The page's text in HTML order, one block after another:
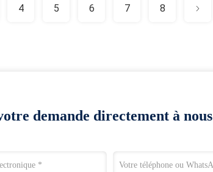
4 5 6 7 8
demande directement à nous